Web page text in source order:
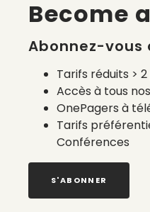
Crédits : Louise
Become
Abonnez-vous
Tarifs réduits >
Accès à tous
OnePagers à
Tarifs
Conférences
S'ABONNER